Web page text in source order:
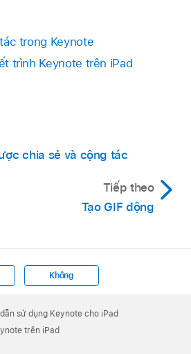
trong Keynote
trình Keynote trên iPad
chia sẻ và cộng tác
Tiếp theo
Tạo GIF động
Không
sử dụng Keynote cho iPad
trên iPad